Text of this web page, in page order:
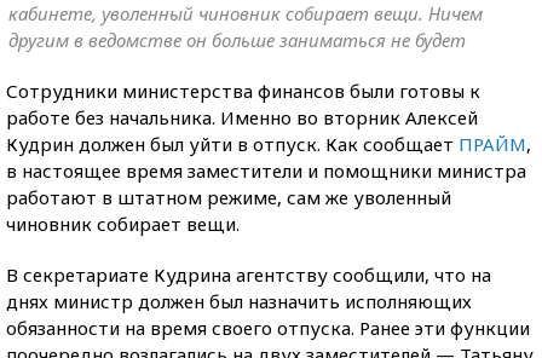
кабинете, уволенный чиновник собирает вещи. Ничем
другим в ведомстве он больше заниматься не будет
Сотрудники министерства финансов были готовы к
работе без начальника. Именно во вторник Алексей
Кудрин должен был уйти в отпуск. Как сообщает ПРАЙМ,
в настоящее время заместители и помощники министра
работают в штатном режиме, сам же уволенный
чиновник собирает вещи.
В секретариате Кудрина агентству сообщили, что на
днях министр должен был назначить исполняющих
обязанности на время своего отпуска. Ранее эти функции